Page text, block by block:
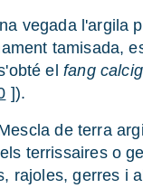
vegada l'argila
tamisada,
elfang
]).
de terra
terrissaires o
rajoles, gerres i